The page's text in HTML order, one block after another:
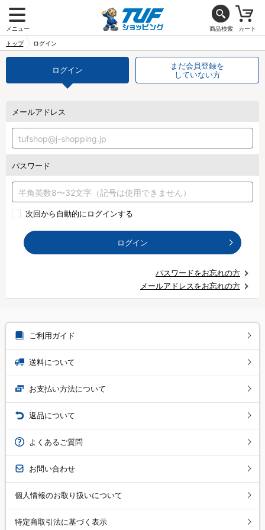
メニュー 商品検索 カート
トップ ログイン
ログイン
まだ会員登録を
していない方
メールアドレス
パスワード
次回から自動的にログインする
ログイン
パスワードをお忘れの方
メールアドレスをお忘れの方
ご利用ガイド
送料について
お支払い方法について
返品について
よくあるご質問
お問い合わせ
個人情報のお取り扱いについて
特定商取引法に基づく表示